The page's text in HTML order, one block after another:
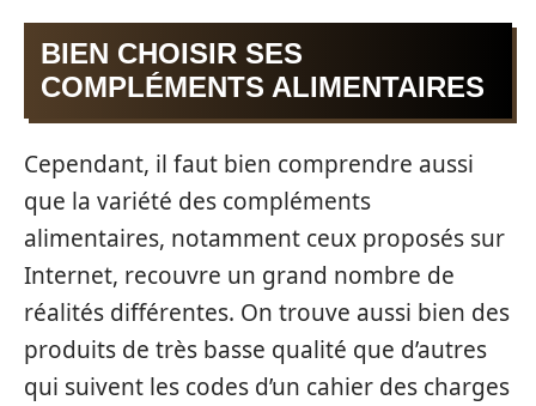
BIEN CHOISIR SES
COMPLÉMENTS ALIMENTAIRES
Cependant, il faut bien comprendre aussi
que la variété des compléments
alimentaires, notamment ceux proposés sur
Internet, recouvre un grand nombre de
réalités différentes. On trouve aussi bien des
produits de très basse qualité que d’autres
qui suivent les codes d’un cahier des charges